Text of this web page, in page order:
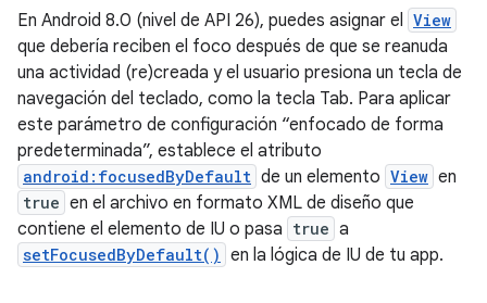
En Android 8.0 (nivel de API 26), puedes asignar el View
que debería reciben el foco después de que se reanuda
una actividad (re)creada y el usuario presiona un tecla de
navegación del teclado, como la tecla Tab. Para aplicar
este parámetro de configuración “enfocado de forma
predeterminada”, establece el atributo
android:focusedByDefault de un elemento View en
true en el archivo en formato XML de diseño que
contiene el elemento de IU o pasa true a
setFocusedByDefault() en la lógica de IU de tu app.